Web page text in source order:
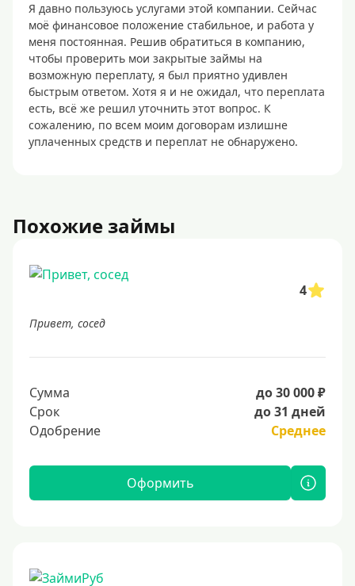
Я давно пользуюсь услугами этой компании. Сейчас
моё финансовое положение стабильное, и работа у
меня постоянная. Решив обратиться в компанию,
чтобы проверить мои закрытые займы на
возможную переплату, я был приятно удивлен
быстрым ответом. Хотя я и не ожидал, что переплата
есть, всё же решил уточнить этот вопрос. К
сожалению, по всем моим договорам излишне
уплаченных средств и переплат не обнаружено.
Похожие займы
4
Привет, сосед
Сумма
до 30 000 ₽
Срок
до 31 дней
Одобрение
Среднее
Оформить